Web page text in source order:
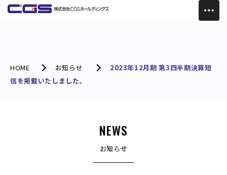
HOME お知らせ
2023年12月期 第3四半期決算短
信を掲載いたしました。
NEWS
お知らせ